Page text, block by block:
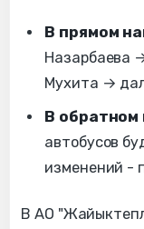
В прямом
Назарбаева
Мухита →
В обратном
автобусов
изменений -
В АО